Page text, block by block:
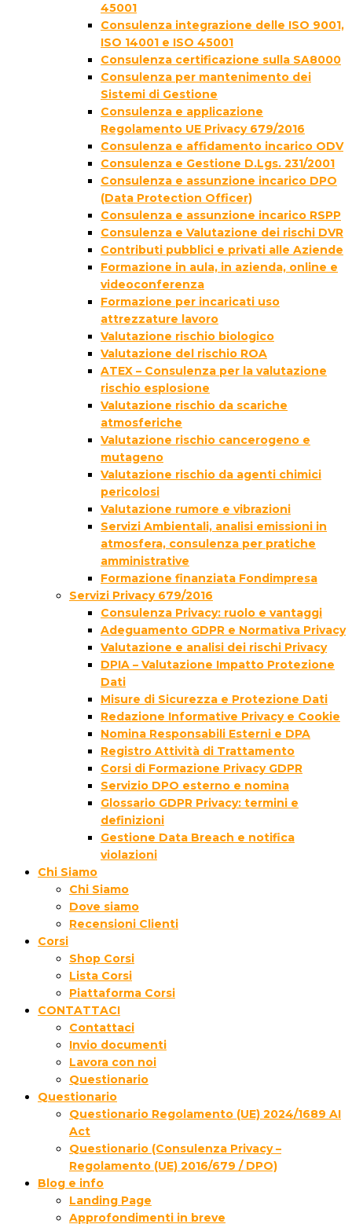
45001
Consulenza integrazione delle ISO 9001,
ISO 14001 e ISO 45001
Consulenza certificazione sulla SA8000
Consulenza per mantenimento dei
Sistemi di Gestione
Consulenza e applicazione
Regolamento UE Privacy 679/2016
Consulenza e affidamento incarico ODV
Consulenza e Gestione D.Lgs. 231/2001
Consulenza e assunzione incarico DPO
(Data Protection Officer)
Consulenza e assunzione incarico RSPP
Consulenza e Valutazione dei rischi DVR
Contributi pubblici e privati alle Aziende
Formazione in aula, in azienda, online e
videoconferenza
Formazione per incaricati uso
attrezzature lavoro
Valutazione rischio biologico
Valutazione del rischio ROA
ATEX – Consulenza per la valutazione
rischio esplosione
Valutazione rischio da scariche
atmosferiche
Valutazione rischio cancerogeno e
mutageno
Valutazione rischio da agenti chimici
pericolosi
Valutazione rumore e vibrazioni
Servizi Ambientali, analisi emissioni in
atmosfera, consulenza per pratiche
amministrative
Formazione finanziata Fondimpresa
Servizi Privacy 679/2016
Consulenza Privacy: ruolo e vantaggi
Adeguamento GDPR e Normativa Privacy
Valutazione e analisi dei rischi Privacy
DPIA – Valutazione Impatto Protezione
Dati
Misure di Sicurezza e Protezione Dati
Redazione Informative Privacy e Cookie
Nomina Responsabili Esterni e DPA
Registro Attività di Trattamento
Corsi di Formazione Privacy GDPR
Servizio DPO esterno e nomina
Glossario GDPR Privacy: termini e
definizioni
Gestione Data Breach e notifica
violazioni
Chi Siamo
Chi Siamo
Dove siamo
Recensioni Clienti
Corsi
Shop Corsi
Lista Corsi
Piattaforma Corsi
CONTATTACI
Contattaci
Invio documenti
Lavora con noi
Questionario
Questionario
Questionario Regolamento (UE) 2024/1689 AI
Act
Questionario (Consulenza Privacy –
Regolamento (UE) 2016/679 / DPO)
Blog e info
Landing Page
Approfondimenti in breve